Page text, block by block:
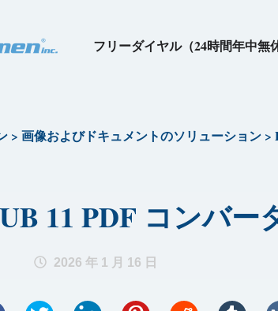
フリーダイヤル（24時間年中無
> 画像およびドキュメントのソリューション>
11 PDF コンバ
2026 年 1 月 16 日